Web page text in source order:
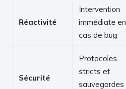
Réactivité
Intervention
immédiate en
cas de bug
Sécurité
Protocoles
stricts et
sauvegardes